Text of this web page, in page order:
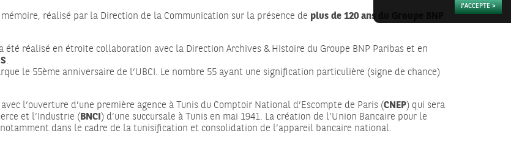
réalisé par la Direction de la Communication sur la présence de plus de 120 ans du Groupe BNP
été réalisé en étroite collaboration avec la Direction Archives & Histoire du Groupe BNP Paribas et en
.
le 55ème anniversaire de l’UBCI. Le nombre 55 ayant une signification particulière (signe de chance)
l’ouverture d’une première agence à Tunis du Comptoir National d’Escompte de Paris (CNEP) qui sera
et l’Industrie (BNCI) d’une succursale à Tunis en mai 1941. La création de l’Union Bancaire pour le
dans le cadre de la tunisification et consolidation de l’appareil bancaire national.